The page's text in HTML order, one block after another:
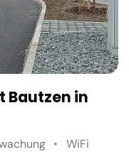
Bautzen in
WiFi